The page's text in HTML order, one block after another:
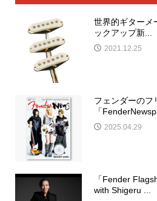
世界的ギターメ
ックアップ新...
2021.12.25
フェンダーのフ
「
2025.04.29
「Fender
with Shigeru ...